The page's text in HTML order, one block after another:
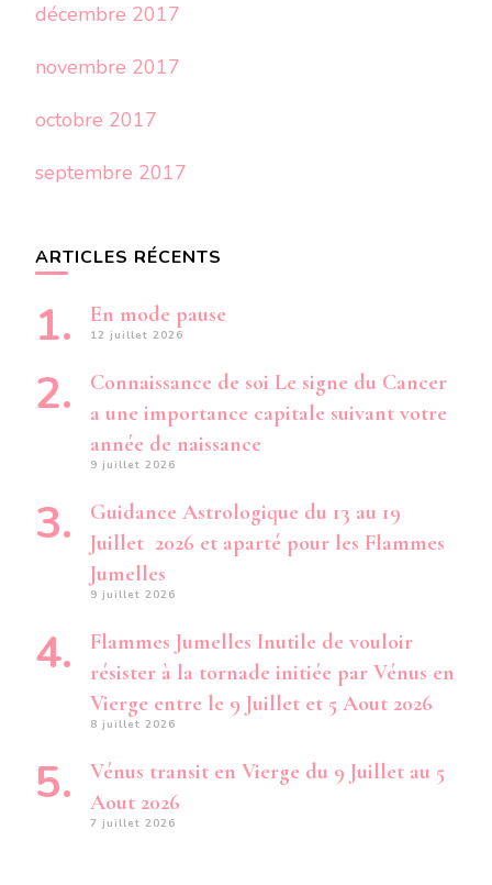
décembre 2017
novembre 2017
octobre 2017
septembre 2017
ARTICLES RÉCENTS
En mode pause
12 juillet 2026
Connaissance de soi Le signe du Cancer
a une importance capitale suivant votre
année de naissance
9 juillet 2026
Guidance Astrologique du 13 au 19
Juillet 2026 et aparté pour les Flammes
Jumelles
9 juillet 2026
Flammes Jumelles Inutile de vouloir
résister à la tornade initiée par Vénus en
Vierge entre le 9 Juillet et 5 Aout 2026
8 juillet 2026
Vénus transit en Vierge du 9 Juillet au 5
Aout 2026
7 juillet 2026